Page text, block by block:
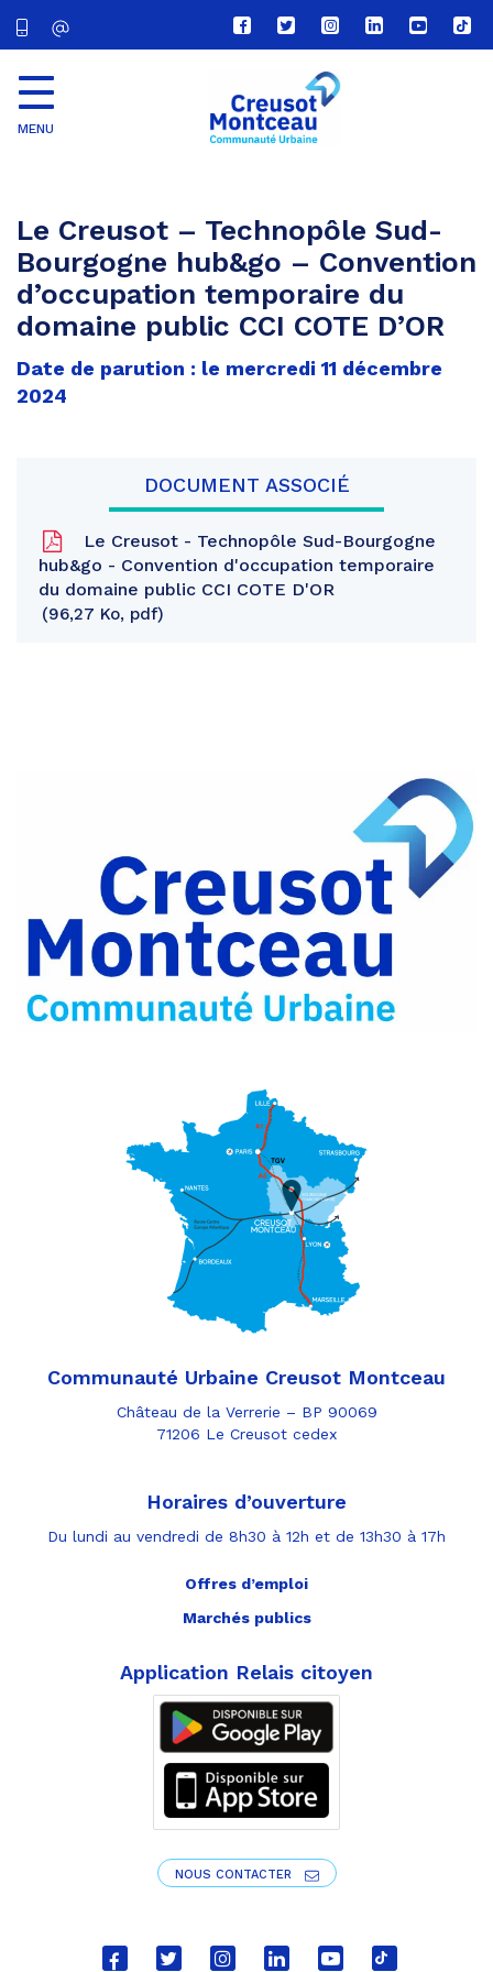
Lien
vers
compte
Facebook
Lien
vers
compte
Twitter
Lien
vers
le
compte
Lien
vers
Lien
vers
Lien
vers
MENU
Le Creusot – Technopôle Sud-
Bourgogne hub&go – Convention
d’occupation temporaire du
domaine public CCI COTE D’OR
Date de parution : le mercredi 11 décembre
2024
DOCUMENT ASSOCIÉ
Le Creusot - Technopôle Sud-Bourgogne
hub&go - Convention d'occupation temporaire
du domaine public CCI COTE D'OR
96,27 Ko, pdf
Facebook
Partager
Twitter
Partager
par
e-
mail
Communauté Urbaine Creusot Montceau
Château de la Verrerie – BP 90069
71206 Le Creusot cedex
Horaires d’ouverture
Du lundi au vendredi de 8h30 à 12h et de 13h30 à 17h
Offres d’emploi
Marchés publics
Application Relais citoyen
NOUS CONTACTER